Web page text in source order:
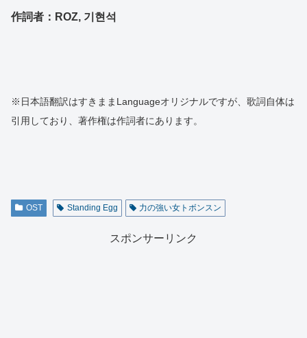
作詞者：ROZ, 기현석
※日本語翻訳はすきままLanguageオリジナルですが、歌詞自体は
引用しており、著作権は作詞者にあります。
OST Standing Egg 力の強い女トボンスン
スポンサーリンク